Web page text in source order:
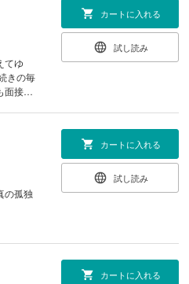
てゆ
面接途
デ
カートに入れる
試し読み
の孤独
カートに入れる
試し読み
カートに入れる